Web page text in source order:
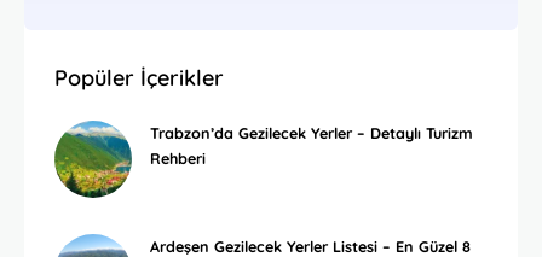
Popüler İçerikler
Trabzon’da Gezilecek Yerler – Detaylı Turizm
Rehberi
Ardeşen Gezilecek Yerler Listesi – En Güzel 8